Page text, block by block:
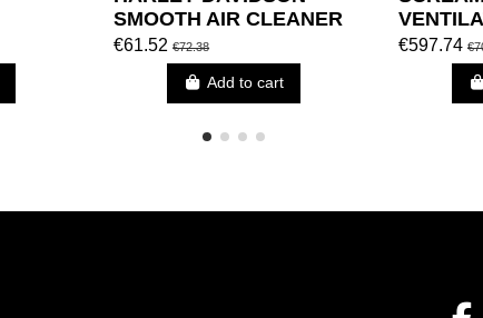
SMOOTH AIR CLEANER
COVER SCREAMIN'
EAGLE
€61.52€72.38
Add to cart
€597.74